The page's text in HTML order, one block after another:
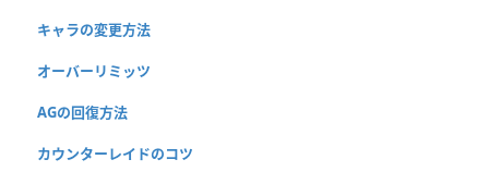
キャラの変更方法
オーバーリミッツ
AGの回復方法
カウンターレイドのコツ